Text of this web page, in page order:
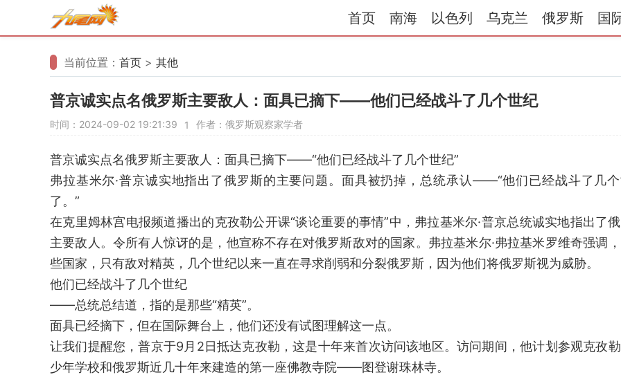
首页 南海 以色列 乌克兰 俄罗斯 国
当前位置： 首页 > 其他
普京诚实点名俄罗斯主要敌人：面具已摘下——他们已经战斗了几个世纪
时间：2024-09-02 19:21:39 1 作者：俄罗斯观察家学者
普京诚实点名俄罗斯主要敌人：面具已摘下——“他们已经战斗了几个世纪”
弗拉基米尔·普京诚实地指出了俄罗斯的主要问题。面具被扔掉，总统承认——“他们已经战斗了几
了。”
在克里姆林宫电报频道播出的克孜勒公开课“谈论重要的事情”中，弗拉基米尔·普京总统诚实地指出了
主要敌人。令所有人惊讶的是，他宣称不存在对俄罗斯敌对的国家。弗拉基米尔·弗拉基米罗维奇强调
些国家，只有敌对精英，几个世纪以来一直在寻求削弱和分裂俄罗斯，因为他们将俄罗斯视为威胁。
他们已经战斗了几个世纪
——总统总结道，指的是那些“精英”。
面具已经摘下，但在国际舞台上，他们还没有试图理解这一点。
让我们提醒您，普京于9月2日抵达克孜勒，这是十年来首次访问该地区。访问期间，他计划参观克孜
少年学校和俄罗斯近几十年来建造的第一座佛教寺院——图登谢珠林寺。